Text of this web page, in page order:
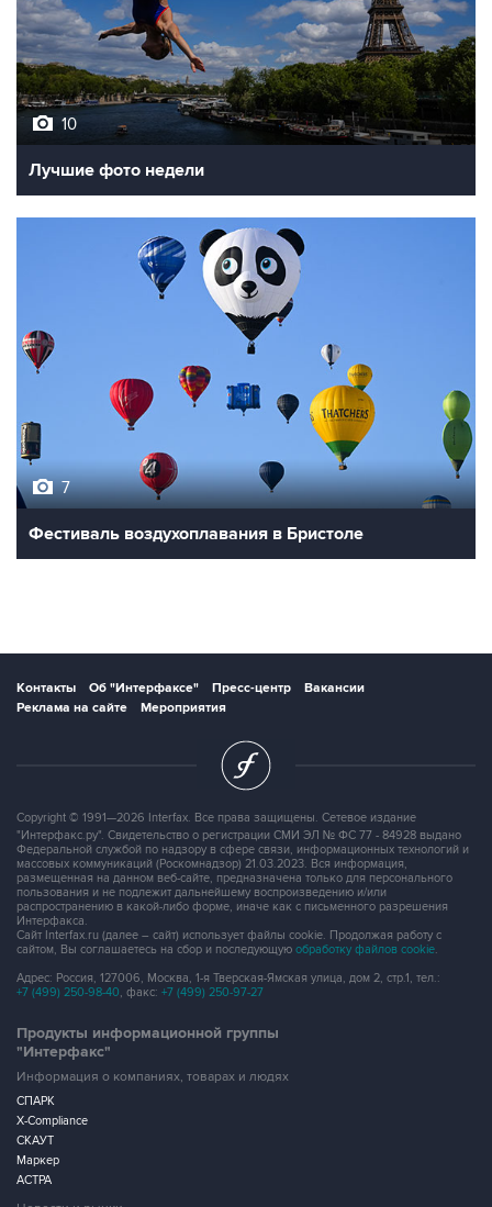
10
Лучшие фото недели
7
Фестиваль воздухоплавания в Бристоле
Контакты Об "Интерфаксе" Пресс-центр
Вакансии
Реклама на сайте
Мероприятия
Copyright © 1991—2026 Interfax. Все права защищены. Сетевое издание
"Интерфакс.ру". Свидетельство о регистрации СМИ ЭЛ № ФС 77 - 84928 выдано
Федеральной службой по надзору в сфере связи, информационных технологий и
массовых коммуникаций (Роскомнадзор) 21.03.2023. Вся информация,
размещенная на данном веб-сайте, предназначена только для персонального
пользования и не подлежит дальнейшему воспроизведению и/или
распространению в какой-либо форме, иначе как с письменного разрешения
Интерфакса.
Сайт Interfax.ru (далее – сайт) использует файлы cookie. Продолжая работу с
сайтом, Вы соглашаетесь на сбор и последующую обработку файлов cookie.
Адрес: Россия, 127006, Москва, 1-я Тверская-Ямская улица, дом 2, стр.1, тел.:
+7 (499) 250-98-40, факс: +7 (499) 250-97-27
Продукты информационной группы
"Интерфакс"
Информация о компаниях, товарах и людях
СПАРК
X-Compliance
СКАУТ
Маркер
АСТРА